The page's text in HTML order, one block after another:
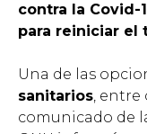
contra la Covid-
para reiniciar el
Una de las
sanitarios, entre
comunicado de